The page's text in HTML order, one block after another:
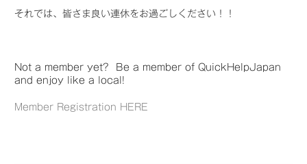
それでは、皆さま良い連休をお過ごしください！！
Not a member yet? Be a member of QuickHelpJapan
and enjoy like a local!
Member Registration HERE